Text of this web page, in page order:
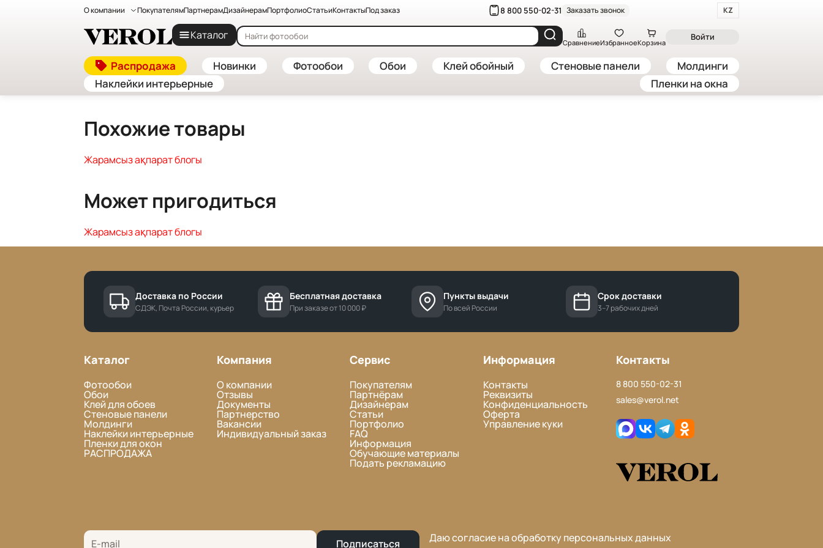
О компании ПокупателямПартнерамДизайнерамПортфолиоСтатьиКонтактыПод заказ 8 800 550-02-31 Заказать звонок KZ
Каталог
СравнениеИзбранноеКорзина
Войти
Распродажа Новинки Фотообои Обои Клей обойный Стеновые панели
Молдинги
Наклейки интерьерные
Пленки на окна
Главная—Каталог
Жарамсыз ақпарат блогы
Похожие товары
Жарамсыз ақпарат блогы
Может пригодиться
Жарамсыз ақпарат блогы
Доставка по России
СДЭК, Почта России, курьер
Бесплатная доставка
При заказе от 10 000 ₽
Пункты выдачи
По всей России
Срок доставки
3–7 рабочих дней
Каталог
Фотообои
Обои
Клей для обоев
Стеновые панели
Молдинги
Наклейки интерьерные
Пленки для окон
РАСПРОДАЖА
Компания
О компании
Отзывы
Документы
Партнерство
Вакансии
Индивидуальный заказ
Сервис
Покупателям
Партнёрам
Дизайнерам
Статьи
Портфолио
FAQ
Информация
Обучающие материалы
Подать рекламацию
Информация
Контакты
Реквизиты
Конфиденциальность
Оферта
Управление куки
Контакты
8 800 550-02-31
sales@verol.net
Подписаться
Даю согласие на обработку персональных данных